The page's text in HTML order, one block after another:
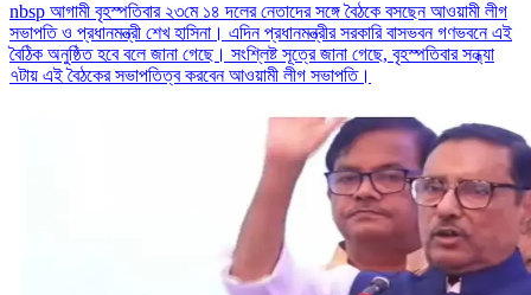
nbsp আগামী বৃহস্পতিবার ২৩মে ১৪ দলের নেতাদের সঙ্গে বৈঠকে বসছেন আওয়ামী লীগ
সভাপতি ও প্রধানমন্ত্রী শেখ হাসিনা। এদিন প্রধানমন্ত্রীর সরকারি বাসভবন গণভবনে এই
বৈঠিক অনুষ্ঠিত হবে বলে জানা গেছে। সংশ্লিষ্ট সূত্রে জানা গেছে, বৃহস্পতিবার সন্ধ্যা
৭টায় এই বৈঠকের সভাপতিত্ব করবেন আওয়ামী লীগ সভাপতি।